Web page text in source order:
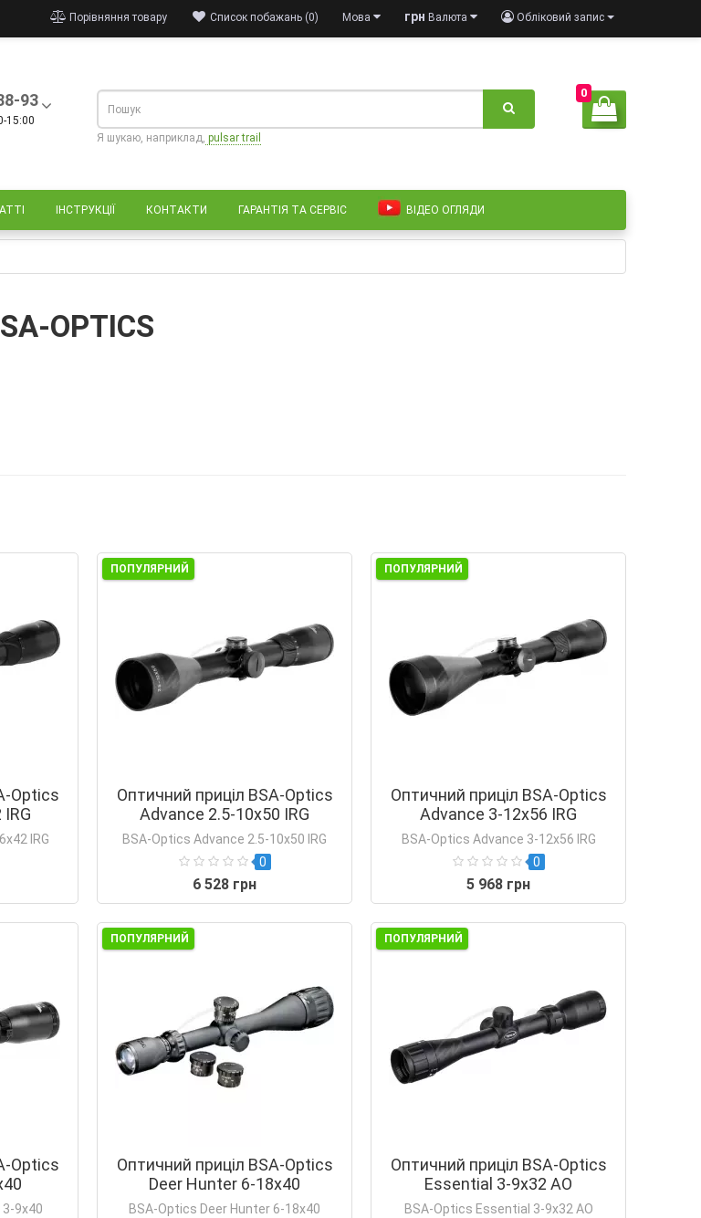
Обліковий запис
грн Валюта
Мова
Список побажань (0)
Порівняння товару
93
15:00
0
Я шукаю, наприклад, pulsar trail
ІНСТРУКЦІЇ КОНТАКТИ ГАРАНТІЯ ТА СЕРВІС ВІДЕО ОГЛЯДИ
OPTICS
Optics
IRG
ПОПУЛЯРНИЙ
Оптичний приціл BSA-Optics
Advance 2.5-10x50 IRG
BSA-Optics Advance 2.5-10x50 IRG
0
6 528 грн
ПОПУЛЯРНИЙ
Оптичний приціл BSA-Optics
Advance 3-12x56 IRG
BSA-Optics Advance 3-12x56 IRG
0
5 968 грн
Optics
9х40
ПОПУЛЯРНИЙ
Оптичний приціл BSA-Optics
Deer Hunter 6-18х40
BSA-Optics Deer Hunter 6-18х40
ПОПУЛЯРНИЙ
Оптичний приціл BSA-Optics
Essential 3-9x32 АО
BSA-Optics Essential 3-9x32 АО